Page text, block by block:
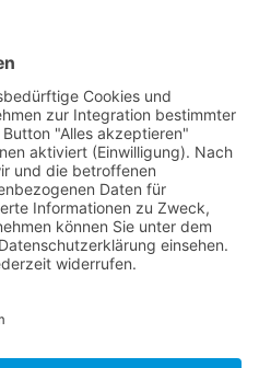
Twitter
WhatsApp Telegram
Email